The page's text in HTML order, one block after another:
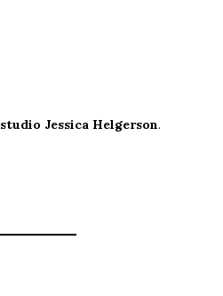
studio Jessica Helgerson.